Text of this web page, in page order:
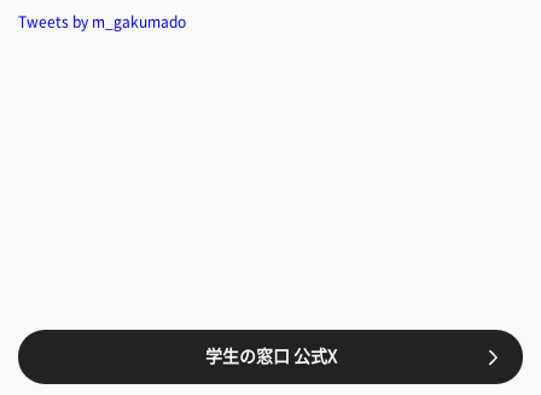
Tweets by m_gakumado
学生の窓口 公式X